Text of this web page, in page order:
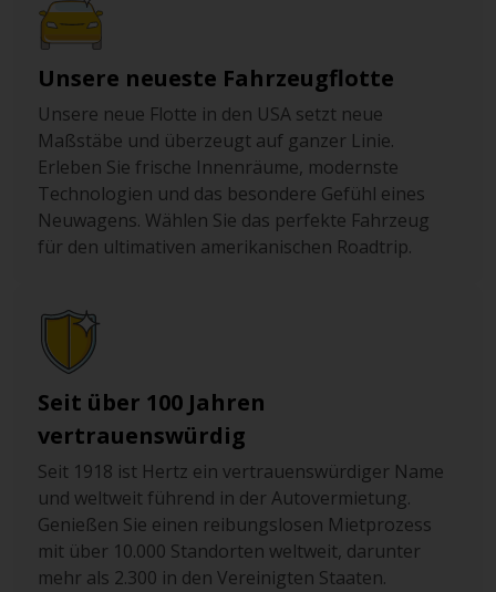
Unsere neueste Fahrzeugflotte
Unsere neue Flotte in den USA setzt neue
Maßstäbe und überzeugt auf ganzer Linie.
Erleben Sie frische Innenräume, modernste
Technologien und das besondere Gefühl eines
Neuwagens. Wählen Sie das perfekte Fahrzeug
für den ultimativen amerikanischen Roadtrip.
Seit über 100 Jahren
vertrauenswürdig
Seit 1918 ist Hertz ein vertrauenswürdiger Name
und weltweit führend in der Autovermietung.
Genießen Sie einen reibungslosen Mietprozess
mit über 10.000 Standorten weltweit, darunter
mehr als 2.300 in den Vereinigten Staaten.